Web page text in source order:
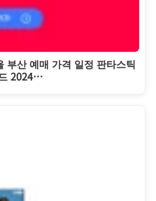
부산 예매 가격 일정 판타스틱
2024…